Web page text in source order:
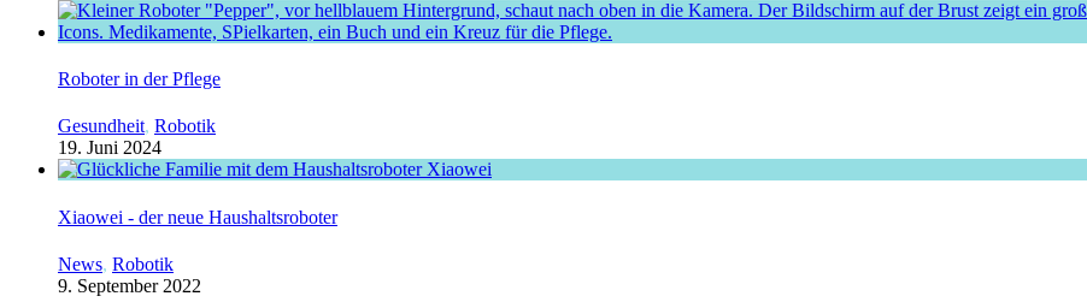
Roboter in der Pflege
Gesundheit, Robotik
19. Juni 2024
Xiaowei - der neue Haushaltsroboter
News, Robotik
9. September 2022